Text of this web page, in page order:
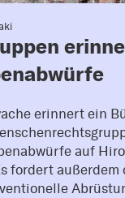
erinnert ein
auf
fordert